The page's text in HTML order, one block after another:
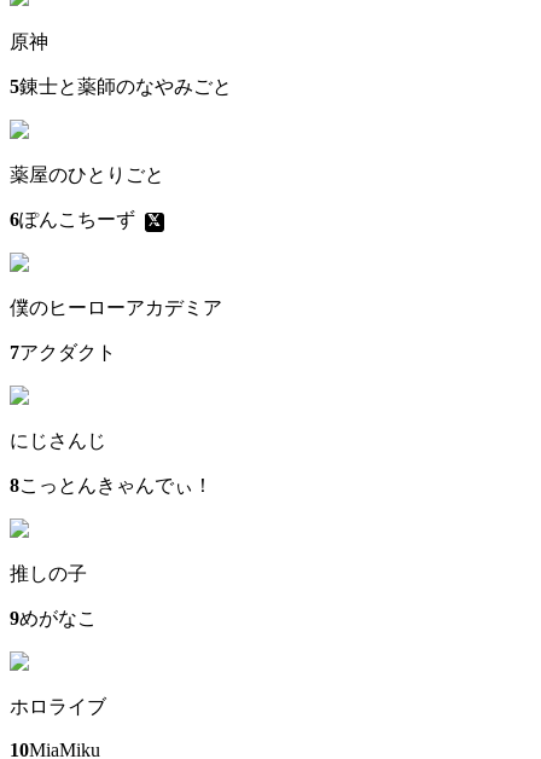
原神
5錬士と薬師のなやみごと
薬屋のひとりごと
6ぽんこちーず
僕のヒーローアカデミア
7アクダクト
にじさんじ
8こっとんきゃんでぃ！
推しの子
9めがなこ
ホロライブ
10MiaMiku